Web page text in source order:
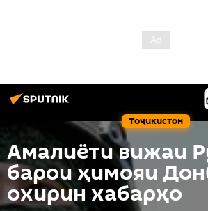
Тоҷикистон
Амалиёти вижаи
барои ҳимояи
охирин хабарҳо